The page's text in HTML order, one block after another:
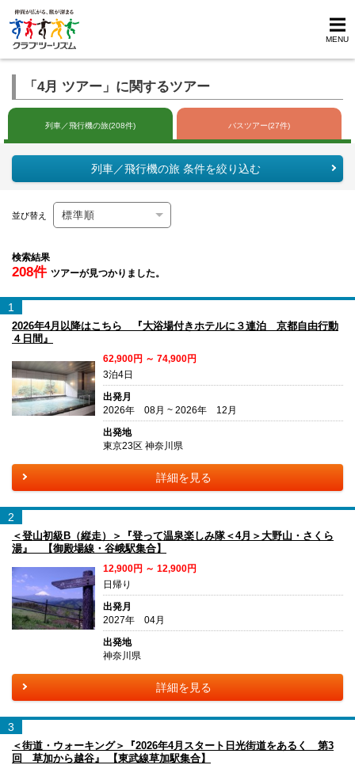
MENU
「4月 ツアー」に関するツアー
列車／飛行機の旅(208件) バスツアー(27件)
列車／飛行機の旅 条件を絞り込む
並び替え
検索結果
208件 ツアーが見つかりました。
1
2026年4月以降はこちら 『大浴場付きホテルに３連泊 京都自由行動
４日間』
62,900円 ～ 74,900円
3泊4日
出発月
2026年 08月 ~ 2026年 12月
出発地
東京23区 神奈川県
詳細を見る
2
＜登山初級B（縦走）＞『登って温泉楽しみ隊＜4月＞大野山・さくら
湯』 【御殿場線・谷峨駅集合】
12,900円 ～ 12,900円
日帰り
出発月
2027年 04月
出発地
神奈川県
詳細を見る
3
＜街道・ウォーキング＞『2026年4月スタート日光街道をあるく 第3
回 草加から越谷』 【東武線草加駅集合】